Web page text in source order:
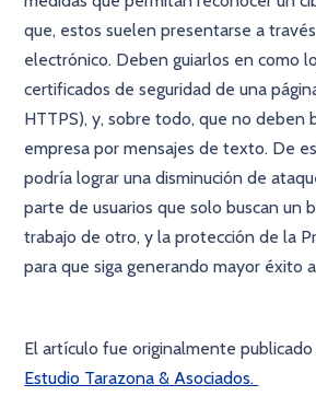
que, estos suelen presentarse a
electrónico. Deben guiarlos en como
certificados de seguridad de una
HTTPS), y, sobre todo, que no deben
empresa por mensajes de texto. De
podría lograr una disminución de
parte de usuarios que solo buscan un
trabajo de otro, y la protección de la
para que siga generando mayor éxito
El artículo fue originalmente
Estudio Tarazona & Asociados.